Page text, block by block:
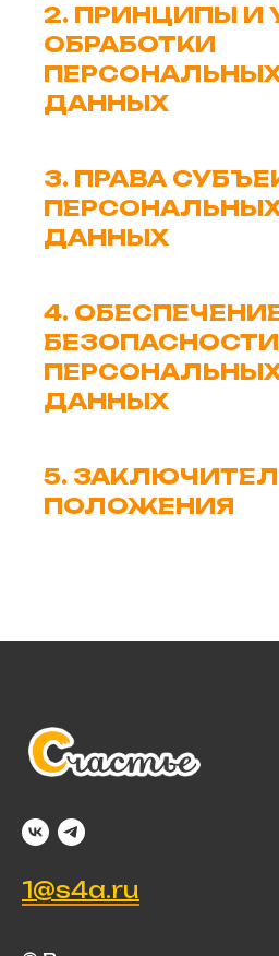
2. ПРИНЦИПЫ И
ОБРАБОТКИ
ДАННЫХ
3. ПРАВА
ДАННЫХ
4.
БЕЗОПАСНОСТИ
ДАННЫХ
5.
ПОЛОЖЕНИЯ
1@s4a.ru